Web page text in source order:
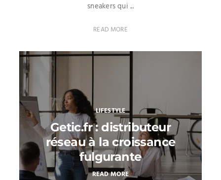
sneakers qui ...
READ MORE
LIFESTYLE
Getic.fr : distributeur
réseau à la croissance
fulgurante
READ MORE